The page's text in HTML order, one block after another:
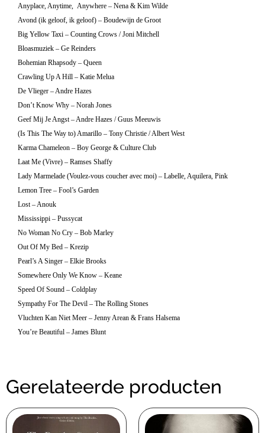
Anyplace, Anytime, Anywhere – Nena & Kim Wilde
Avond (ik geloof, ik geloof) – Boudewijn de Groot
Big Yellow Taxi – Counting Crows / Joni Mitchell
Bloasmuziek – Ge Reinders
Bohemian Rhapsody – Queen
Crawling Up A Hill – Katie Melua
De Vlieger – Andre Hazes
Don’t Know Why – Norah Jones
Geef Mij Je Angst – Andre Hazes / Guus Meeuwis
(Is This The Way to) Amarillo – Tony Christie / Albert West
Karma Chameleon – Boy George & Culture Club
Laat Me (Vivre) – Ramses Shaffy
Lady Marmelade (Voulez-vous coucher avec moi) – Labelle, Aquilera, Pink
Lemon Tree – Fool’s Garden
Lost – Anouk
Mississippi – Pussycat
No Woman No Cry – Bob Marley
Out Of My Bed – Krezip
Pearl’s A Singer – Elkie Brooks
Somewhere Only We Know – Keane
Speed Of Sound – Coldplay
Sympathy For The Devil – The Rolling Stones
Vluchten Kan Niet Meer – Jenny Arean & Frans Halsema
You’re Beautiful – James Blunt
Gerelateerde producten